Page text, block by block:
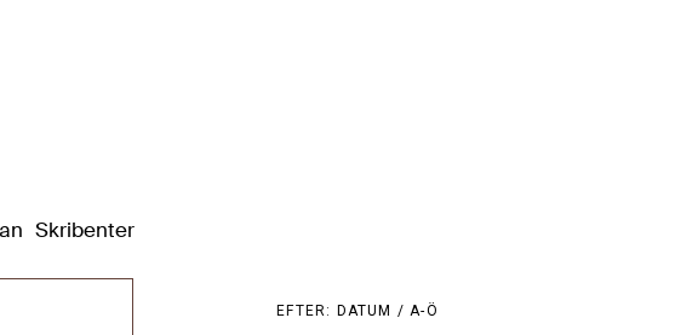
Skribenter
EFTER: DATUM / A-Ö